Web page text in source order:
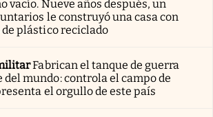
vacío. Nueve años después, un
le construyó una casa con
de plástico reciclado
Fabrican el tanque de guerra
del mundo: controla el campo de
el orgullo de este país